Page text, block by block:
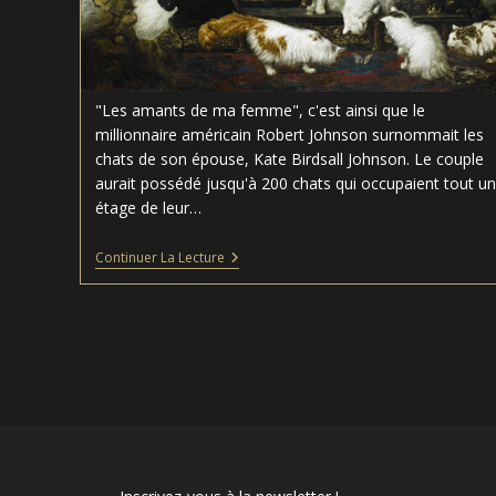
"Les amants de ma femme", c'est ainsi que le
millionnaire américain Robert Johnson surnommait les
chats de son épouse, Kate Birdsall Johnson. Le couple
aurait possédé jusqu'à 200 chats qui occupaient tout un
étage de leur…
Continuer La LectureLes
Amants